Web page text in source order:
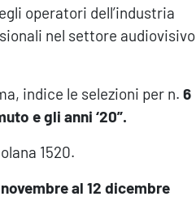
operatori dell’industria
nel settore audiovisivo
indice le selezioni per n. 6
e gli anni ‘20”.
1520.
al 12 dicembre